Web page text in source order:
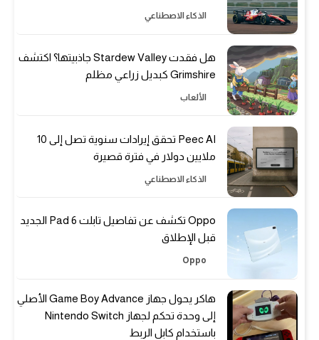
الذكاء الاصطناعي
هل فقدت Stardew Valley جاذبيتها؟ اكتشف
Grimshire كبديل زراعي مظلم
الألعاب
Peec AI تحقق إيرادات سنوية تصل إلى 10
ملايين دولار في فترة قصيرة
الذكاء الاصطناعي
Oppo تكشف عن تفاصيل تابلت Pad 6 الجديد
قبل الإطلاق
Oppo
هاكر يحول جهاز Game Boy Advance الأصلي
إلى وحدة تحكم لجهاز Nintendo Switch
باستخدام كابل الربط